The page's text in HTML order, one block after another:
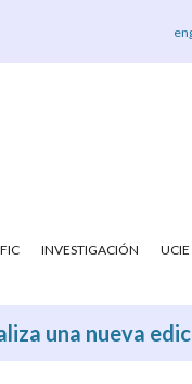
INVESTIGACIÓN UCIE
una nueva